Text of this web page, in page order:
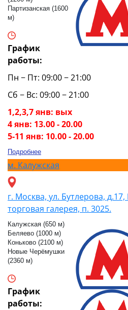
Партизанская (1600
м)
График
работы:
Пн − Пт: 09:00 − 21:00
Сб − Вс: 09:00 − 21:00
1,2,3,7 янв: вых
4 янв: 13.00 - 20.00
5-11 янв: 10.00 - 20.00
Подробнее
м. Калужская
г. Москва, ул. Бутлерова,
торговая галерея, п. 3025.
Калужская (650 м)
Беляево (1000 м)
Коньково (2100 м)
Новые Черёмушки
(2360 м)
График
работы: